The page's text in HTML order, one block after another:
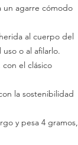
un agarre cómodo
al cuerpo del
o al afilarlo.
el clásico
la sostenibilidad
y pesa 4 gramos,